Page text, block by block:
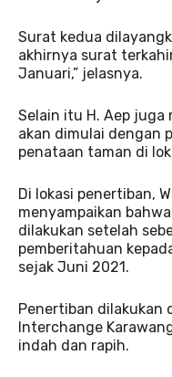
Surat kedua
akhirnya surat
Januari,” jelasnya.
Selain itu H. Aep juga
akan dimulai dengan
penataan taman di
Di lokasi penertiban,
menyampaikan
dilakukan setelah
pemberitahuan
sejak Juni 2021.
Penertiban dilakukan
Interchange
indah dan rapih.